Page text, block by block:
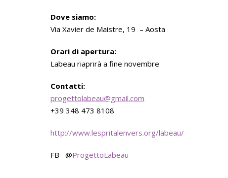
Dove siamo:
Via Xavier de Maistre, 19 – Aosta
Orari di apertura:
Labeau riaprirà a fine novembre
Contatti:
progettolabeau@gmail.com
+39 348 473 8108
http://www.lespritalenvers.org/labeau/
FB @ProgettoLabeau